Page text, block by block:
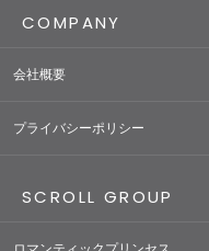
COMPANY
会社概要
プライバシーポリシー
SCROLL GROUP